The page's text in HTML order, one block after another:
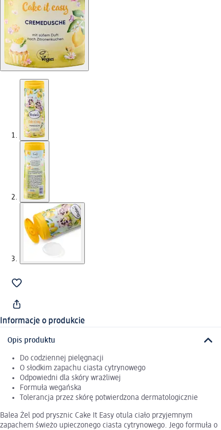
Informacje o produkcie
Opis produktu
Do codziennej pielęgnacji
O słodkim zapachu ciasta cytrynowego
Odpowiedni dla skóry wrażliwej
Formuła wegańska
Tolerancja przez skórę potwierdzona dermatologicznie
Balea Żel pod prysznic Cake It Easy otula ciało przyjemnym
zapachem świeżo upieczonego ciasta cytrynowego. Jego formuła o